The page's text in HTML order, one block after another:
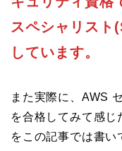
スペシャリスト
しています。
また実際に、AWS
を合格してみて感
をこの記事では書い